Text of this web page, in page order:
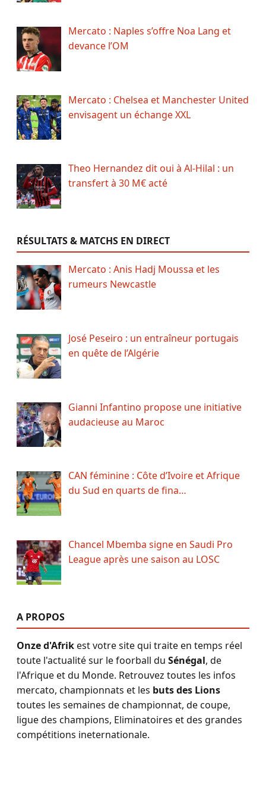
Mercato : Naples s’offre Noa Lang et
devance l’OM
Mercato : Chelsea et Manchester United
envisagent un échange XXL
Theo Hernandez dit oui à Al-Hilal : un
transfert à 30 M€ acté
RÉSULTATS & MATCHS EN DIRECT
Mercato : Anis Hadj Moussa et les
rumeurs Newcastle
José Peseiro : un entraîneur portugais
en quête de l’Algérie
Gianni Infantino propose une initiative
audacieuse au Maroc
CAN féminine : Côte d’Ivoire et Afrique
du Sud en quarts de fina…
Chancel Mbemba signe en Saudi Pro
League après une saison au LOSC
A PROPOS
Onze d'Afrikest votre site qui traite en temps réel
toute l'actualité sur le foorball du Sénégal, de
l'Afrique et du Monde. Retrouvez toutes les infos
mercato, championnats et les buts des Lions
toutes les semaines de championnat, de coupe,
ligue des champions, Eliminatoires et des grandes
compétitions ineternationale.